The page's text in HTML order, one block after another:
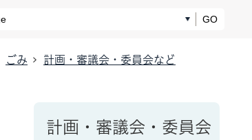
GO
ごみ
計画・審議会・委員会など
計画・審議会・委員会